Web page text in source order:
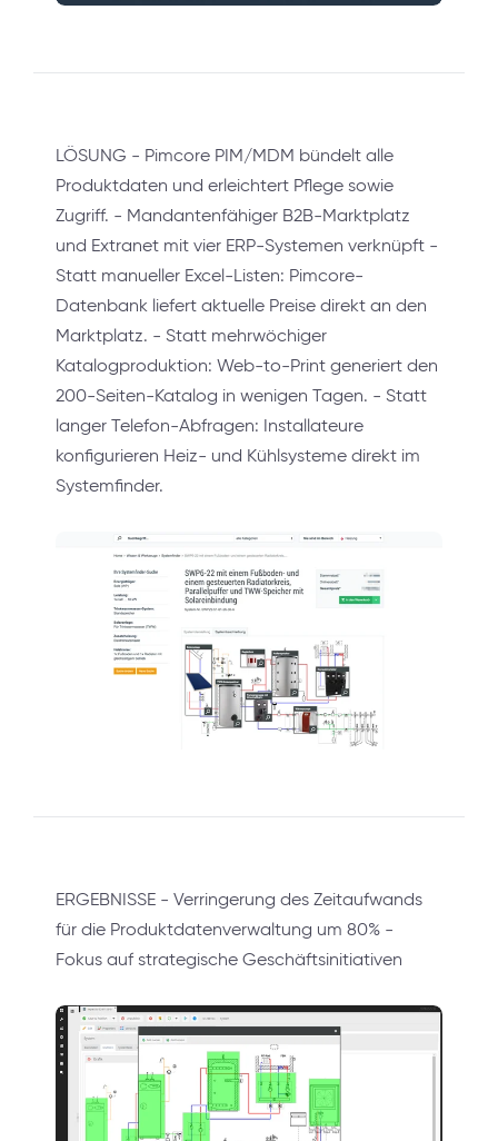
LÖSUNG - Pimcore PIM/MDM bündelt alle
Produktdaten und erleichtert Pflege sowie
Zugriff. - Mandantenfähiger B2B-Marktplatz
und Extranet mit vier ERP-Systemen verknüpft -
Statt manueller Excel-Listen: Pimcore-
Datenbank liefert aktuelle Preise direkt an den
Marktplatz. - Statt mehrwöchiger
Katalogproduktion: Web-to-Print generiert den
200-Seiten-Katalog in wenigen Tagen. - Statt
langer Telefon-Abfragen: Installateure
konfigurieren Heiz- und Kühlsysteme direkt im
Systemfinder.
ERGEBNISSE - Verringerung des Zeitaufwands
für die Produktdatenverwaltung um 80% -
Fokus auf strategische Geschäftsinitiativen